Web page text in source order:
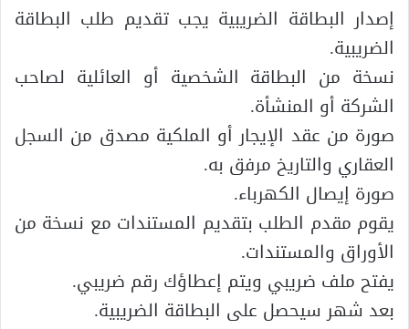
إصدار البطاقة الضريبية يجب تقديم طلب البطاقة
الضريبية.
نسخة من البطاقة الشخصية أو العائلية لصاحب
الشركة أو المنشأة.
صورة من عقد الإيجار أو الملكية مصدق من السجل
العقاري والتاريخ مرفق به.
صورة إيصال الكهرباء.
يقوم مقدم الطلب بتقديم المستندات مع نسخة من
الأوراق والمستندات.
يفتح ملف ضريبي ويتم إعطاؤك رقم ضريبي.
بعد شهر سيحصل على البطاقة الضريبية.